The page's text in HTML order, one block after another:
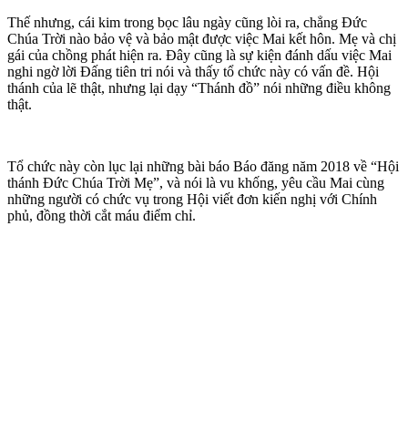
Thế nhưng, cái kim trong bọc lâu ngày cũng lòi ra, chẳng Đức
Chúa Trời nào bảo vệ và bảo mật được việc Mai kết hôn. Mẹ và chị
gái của chồng phát hiện ra. Đây cũng là sự kiện đánh dấu việc Mai
nghi ngờ lời Đấng tiên tri nói và thấy tổ chức này có vấn đề. Hội
thánh của lẽ thật, nhưng lại dạy “Thánh đồ” nói những điều không
thật.
Tổ chức này còn lục lại những bài báo Báo đăng năm 2018 về “Hội
thánh Đức Chúa Trời Mẹ”, và nói là vu khống, yêu cầu Mai cùng
những người có chức vụ trong Hội viết đơn kiến nghị với Chính
phủ, đồng thời cắt máu điểm chỉ.